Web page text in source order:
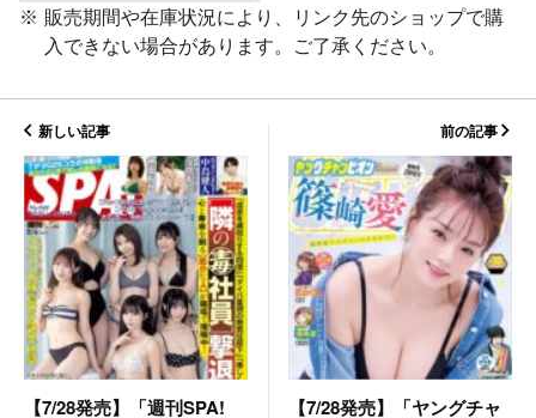
販売期間や在庫状況により、リンク先のショップで購
入できない場合があります。ご了承ください。
新しい記事
【7/28発売】「週刊SPA!
前の記事
【7/28発売】「ヤングチャ